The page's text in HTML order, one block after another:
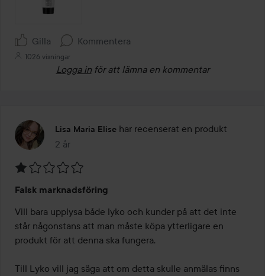
Gilla Kommentera
1026 visningar
Logga in för att lämna en kommentar
Lisa Maria Elise har recenserat en produkt
2 år
Inlägget skapades 2 år
1
av
5
Falsk marknadsföring
Vill bara upplysa både lyko och kunder på att det inte
står någonstans att man måste köpa ytterligare en
produkt för att denna ska fungera.
Till Lyko vill jag säga att om detta skulle anmälas finns